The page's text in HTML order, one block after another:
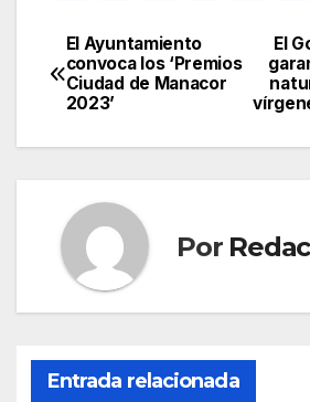
c
e
b
o
o
k
itt
er
ail at
s
p
e
gr
a
m
Navegación
de
entradas
El
El Ayuntamiento
convoca los ‘Premios
Ciudad de Manacor
2023’
Por
Entrada relacionada